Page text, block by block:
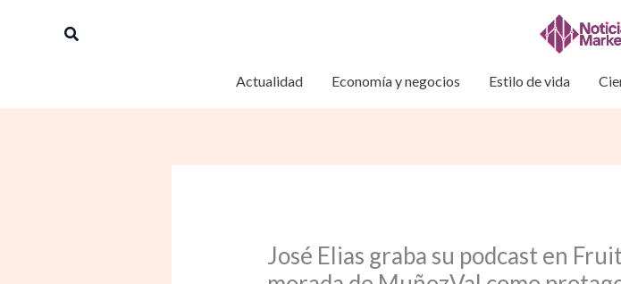
Buscar
Actualidad Economía y negocios Estilo de vida
José Elias graba su podcast en